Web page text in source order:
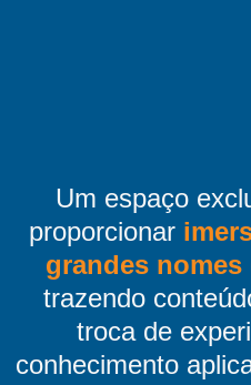
Um espaço
proporcionar
grandes
trazendo
troca de
conhecimento